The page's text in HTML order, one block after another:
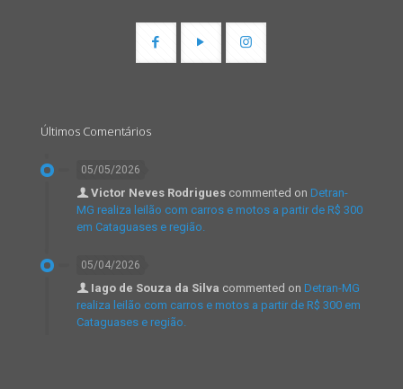
Últimos Comentários
05/05/2026
Victor Neves Rodrigues commented on Detran-
MG realiza leilão com carros e motos a partir de R$ 300
em Cataguases e região.
05/04/2026
Iago de Souza da Silva commented on Detran-MG
realiza leilão com carros e motos a partir de R$ 300 em
Cataguases e região.